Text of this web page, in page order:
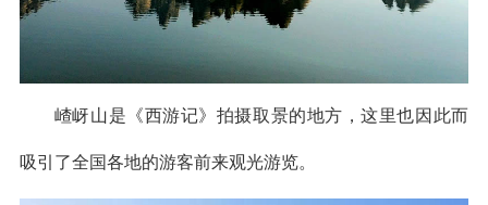
嵖岈山是《西游记》拍摄取景的地方，这里也因此而
吸引了全国各地的游客前来观光游览。